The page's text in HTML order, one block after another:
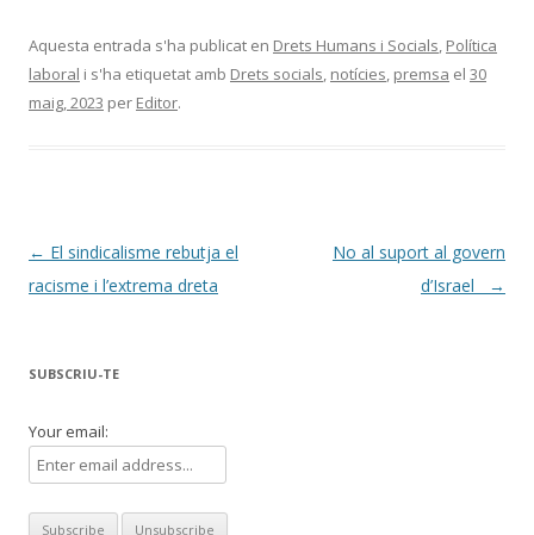
Aquesta entrada s'ha publicat en Drets Humans i Socials Política
laboral i s'ha etiquetat amb Drets socials notícies premsa el 30
maig, 2023 per Editor.
Navegació
per
← El sindicalisme rebutja el
racisme i l’extrema dreta
No al suport al govern
d’Israel
→
SUBSCRIU-TE
Your email: